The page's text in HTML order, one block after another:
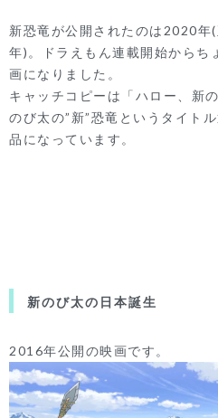
新恐竜が公開されたのは2020年
年)。ドラえもん連載開始からち
画になりました。
キャッチコピーは「ハロー、新の
のび太の”新”恐竜というタイト
品になっています。
新のび太の日本誕生
2016年公開の映画です。